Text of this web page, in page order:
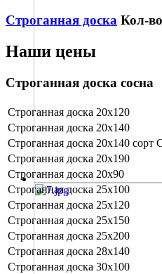
Строганная доска Кол-
Наши цены
Строганная доска сосна
Строганная доска 20х120
Строганная доска 20х140
Строганная доска 20х140 сорт
Строганная доска 20х190
Строганная доска 20х90
Строганная доска 25х100
Строганная доска 25х120
Строганная доска 25х150
Строганная доска 25х200
Строганная доска 28х140
Строганная доска 30х100